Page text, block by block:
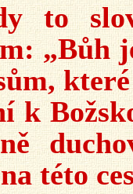
to
„Bůh
k
této